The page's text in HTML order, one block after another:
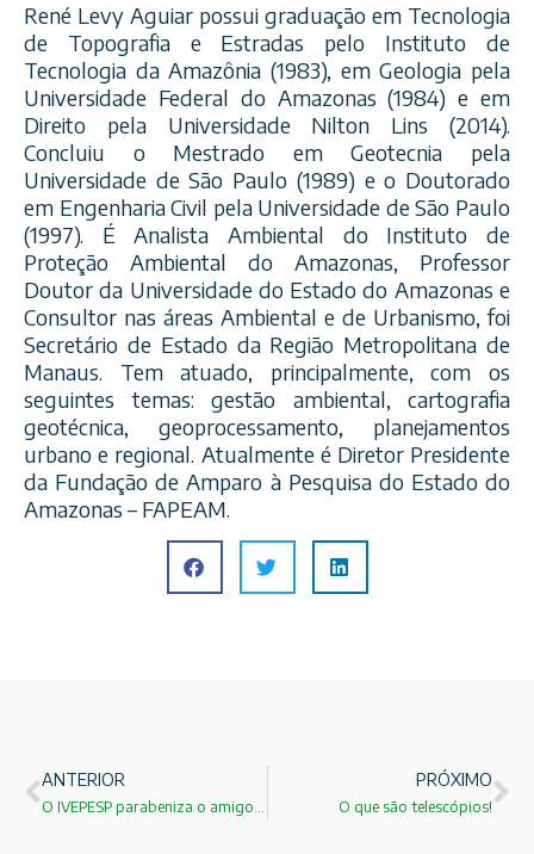
René Levy Aguiar possui graduação em Tecnologia
de Topografia e Estradas pelo Instituto de
Tecnologia da Amazônia (1983), em Geologia pela
Universidade Federal do Amazonas (1984) e em
Direito pela Universidade Nilton Lins (2014).
Concluiu o Mestrado em Geotecnia pela
Universidade de São Paulo (1989) e o Doutorado
em Engenharia Civil pela Universidade de São Paulo
(1997). É Analista Ambiental do Instituto de
Proteção Ambiental do Amazonas, Professor
Doutor da Universidade do Estado do Amazonas e
Consultor nas áreas Ambiental e de Urbanismo, foi
Secretário de Estado da Região Metropolitana de
Manaus. Tem atuado, principalmente, com os
seguintes temas: gestão ambiental, cartografia
geotécnica, geoprocessamento, planejamentos
urbano e regional. Atualmente é Diretor Presidente
da Fundação de Amparo à Pesquisa do Estado do
Amazonas – FAPEAM.
ANTERIOR PRÓXIMO
O que são telescópios!